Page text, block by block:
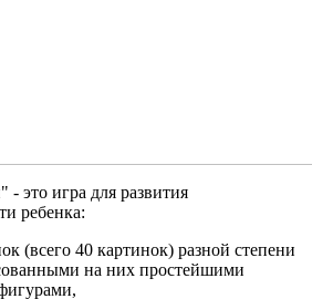
это игра для развития
ребенка:
(всего 40 картинок) разной степени
на них простейшими